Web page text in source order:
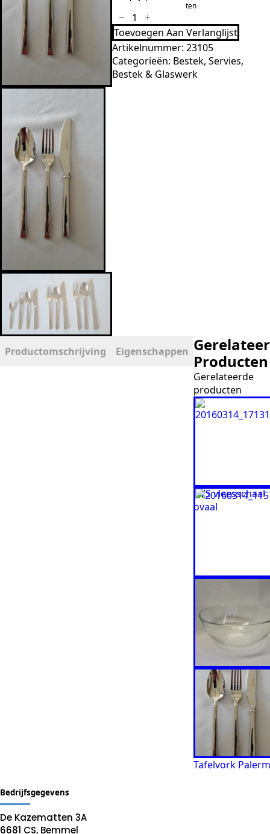
ten
Voorgerecht
mes
Palermo
aantal
Toevoegen Aan Verlanglijst
Artikelnummer:23105
Categorieën: Bestek,Servies,
Bestek & Glaswerk
Productomschrijving Eigenschappen Producten
Gerelateerde
producten
RVS vleesschaal
ovaal
Glazen schaal 25
cm Ø
Tafelvork
Bedrijfsgegevens
De Kazematten 3A
6681 CS, Bemmel